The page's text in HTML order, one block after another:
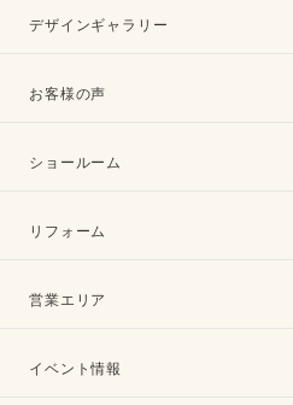
デザインギャラリー
お客様の声
ショールーム
リフォーム
営業エリア
イベント情報